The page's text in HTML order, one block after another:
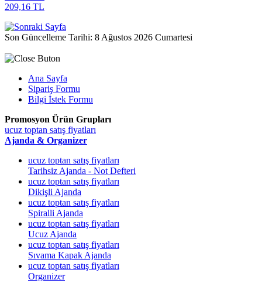
209,16 TL
Son Güncelleme Tarihi: 8 Ağustos 2026 Cumartesi
Ana Sayfa
Sipariş Formu
Bilgi İstek Formu
Promosyon Ürün Grupları
ucuz toptan satış fiyatları
Ajanda & Organizer
ucuz toptan satış fiyatları
Tarihsiz Ajanda - Not Defteri
ucuz toptan satış fiyatları
Dikişli Ajanda
ucuz toptan satış fiyatları
Spiralli Ajanda
ucuz toptan satış fiyatları
Ucuz Ajanda
ucuz toptan satış fiyatları
Sıvama Kapak Ajanda
ucuz toptan satış fiyatları
Organizer